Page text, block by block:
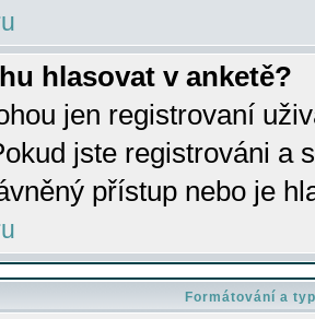
hlasovat v anketě?
jen registrovaní
jste registrováni a
přístup nebo je
Formátování a